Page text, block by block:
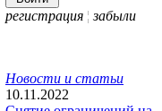
регистрация ¦ забыли
Новости и статьи
10.11.2022